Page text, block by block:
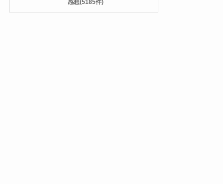
感想(5185件)